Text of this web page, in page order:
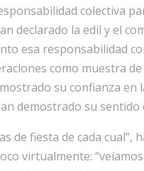
colectiva
declarado la edil y el
esa responsabilidad
como muestra
su confianza en
demostrado su sentido
de fiesta de cada cual”,
virtualmente: